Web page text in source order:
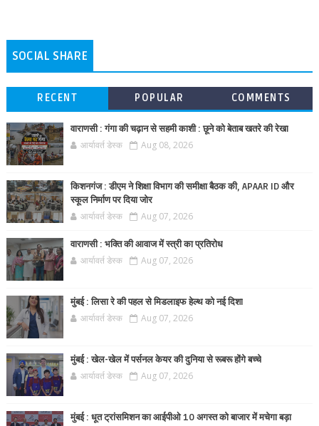
SOCIAL SHARE
RECENT POPULAR COMMENTS
वाराणसी : गंगा की चढ़ान से सहमी काशी : छूने को बेताब खतरे की रेखा
आर्यावर्त डेस्क Aug 08, 2026
किशनगंज : डीएम ने शिक्षा विभाग की समीक्षा बैठक की, APAAR ID और
स्कूल निर्माण पर दिया जोर
आर्यावर्त डेस्क Aug 07, 2026
वाराणसी : भक्ति की आवाज में स्त्री का प्रतिरोध
आर्यावर्त डेस्क Aug 07, 2026
मुंबई : लिसा रे की पहल से मिडलाइफ हेल्थ को नई दिशा
आर्यावर्त डेस्क Aug 07, 2026
मुंबई : खेल-खेल में पर्सनल केयर की दुनिया से रूबरू होंगे बच्चे
आर्यावर्त डेस्क Aug 07, 2026
मुंबई : धूत ट्रांसमिशन का आईपीओ 10 अगस्त को बाजार में मचेगा बड़ा